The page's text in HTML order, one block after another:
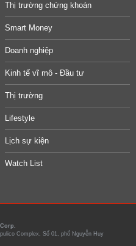
Thị trường chứng khoán
Smart Money
Doanh nghiệp
Kinh tế vĩ mô - Đầu tư
Thị trường
Lifestyle
Lịch sự kiện
Watch List
Complex, Số 01, phố Nguyễn Huy